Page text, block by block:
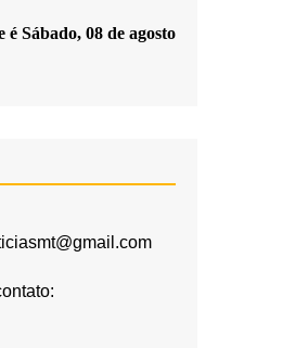
é Sábado, 08 de agosto